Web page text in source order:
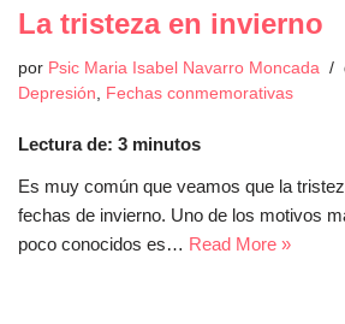
La tristeza en invierno
por Psic Maria Isabel Navarro Moncada
Depresión
Fechas conmemorativas
Lectura de: 3 minutos
Es muy común que veamos que la
fechas de invierno. Uno de los motivos
poco conocidos es… Read More »